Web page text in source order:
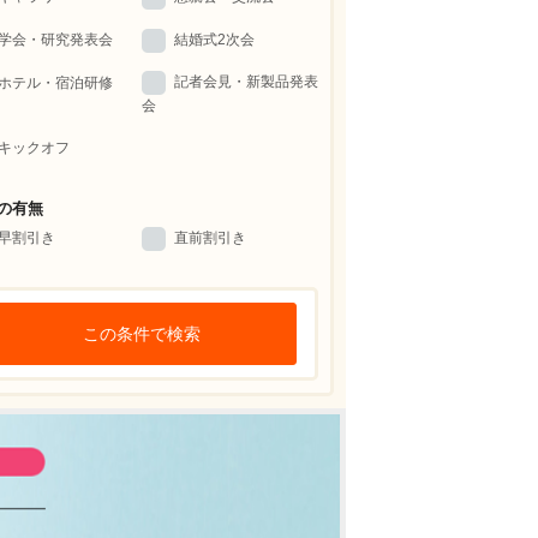
会・研究発表会 結婚式2次会
テル・宿泊研修
記者会見・新製品発表
会
ックオフ
有無
割引き 直前割引き
この条件で検索